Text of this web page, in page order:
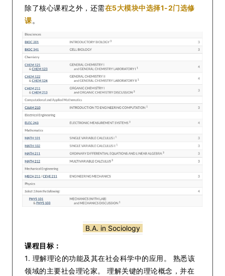
除了核心课程之外，还需在5大模块中选择1-2门选修
课。
B.A. in Sociology
课程目标：
1. 理解理论的功能及其在社会科学中的应用。 熟悉该
领域的主要社会理论家。 理解关键的理论概念，并在